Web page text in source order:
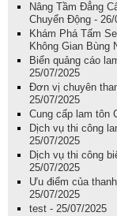
Nâng Tầm Đẳng
Chuyển Động - 26/
Khám Phá Tấm
Không Gian Bùng
Biển quảng cáo
25/07/2025
Đơn vị chuyên
25/07/2025
Cung cấp lam tôn
Dịch vụ thi công
25/07/2025
Dịch vụ thi công
25/07/2025
Ưu điểm của
25/07/2025
test - 25/07/2025